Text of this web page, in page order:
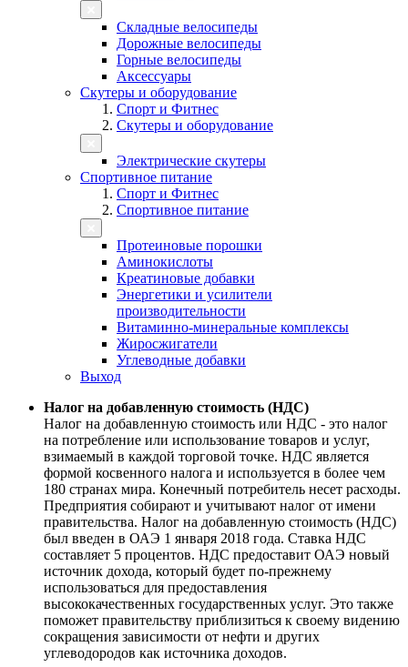
Складные велосипеды
Дорожные велосипеды
Горные велосипеды
Аксессуары
Скутеры и оборудование
Спорт и Фитнес
Скутеры и оборудование
Электрические скутеры
Спортивное питание
Спорт и Фитнес
Спортивное питание
Протеиновые порошки
Аминокислоты
Креатиновые добавки
Энергетики и усилители
производительности
Витаминно-минеральные комплексы
Жиросжигатели
Углеводные добавки
Выход
Налог на добавленную стоимость (НДС)
Налог на добавленную стоимость или НДС - это налог
на потребление или использование товаров и услуг,
взимаемый в каждой торговой точке. НДС является
формой косвенного налога и используется в более чем
180 странах мира. Конечный потребитель несет расходы.
Предприятия собирают и учитывают налог от имени
правительства. Налог на добавленную стоимость (НДС)
был введен в ОАЭ 1 января 2018 года. Ставка НДС
составляет 5 процентов. НДС предоставит ОАЭ новый
источник дохода, который будет по-прежнему
использоваться для предоставления
высококачественных государственных услуг. Это также
поможет правительству приблизиться к своему видению
сокращения зависимости от нефти и других
углеводородов как источника доходов.